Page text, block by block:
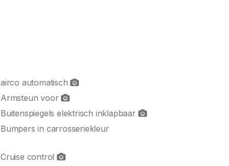
airco automatisch
Armsteun voor
Buitenspiegels elektrisch inklapbaar
Bumpers in carrosseriekleur
Cruise control